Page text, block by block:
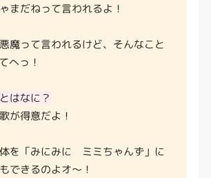
まだねって言われるよ！
魔って言われるけど、そんなこと
へっ！
はなに？
が得意だよ！
を「みにみに ミミちゃんず」に
できるのよオ〜！